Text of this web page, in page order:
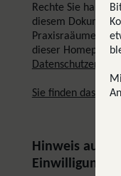
Rechte Sie haben.
diesem Dokument
Praxisraäume
dieser Homepage.
Sie finden das
Hinweis auf
Einwilligung